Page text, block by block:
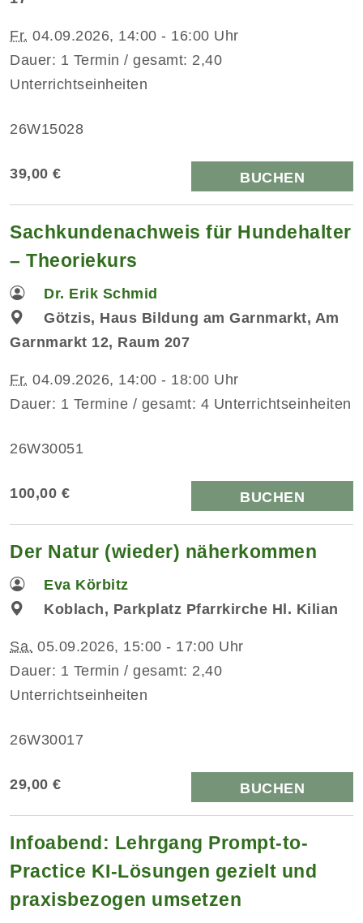
Fr. 04.09.2026, 14:00 - 16:00 Uhr
Dauer: 1 Termin / gesamt: 2,40
Unterrichtseinheiten
26W15028
39,00 € BUCHEN
Sachkundenachweis für Hundehalter
– Theoriekurs
Dr. Erik Schmid
Götzis, Haus Bildung am Garnmarkt, Am
Garnmarkt 12, Raum 207
Fr. 04.09.2026, 14:00 - 18:00 Uhr
Dauer: 1 Termine / gesamt: 4 Unterrichtseinheiten
26W30051
100,00 € BUCHEN
Der Natur (wieder) näherkommen
Eva Körbitz
Koblach, Parkplatz Pfarrkirche Hl. Kilian
Sa. 05.09.2026, 15:00 - 17:00 Uhr
Dauer: 1 Termin / gesamt: 2,40
Unterrichtseinheiten
26W30017
29,00 € BUCHEN
Infoabend: Lehrgang Prompt-to-
Practice KI-Lösungen gezielt und
praxisbezogen umsetzen